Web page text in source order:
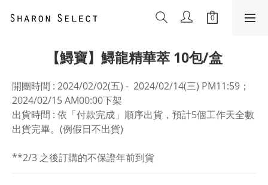
【鱘寶】鱘龍精華萃 10包/盒
開團時間 : 2024/02/02(五) -  2024/02/14(三) PM11:59；
2024/02/15 AM00:00下架
出貨時間 : 依「付款完成」順序出貨，預計5個工作天全數
出貨完畢。(例假日不出貨)
**2/3 之後訂購的不保證年前到貨